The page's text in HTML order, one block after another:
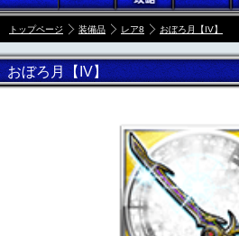
トップページ 装備品 レア8 おぼろ月【IV】
おぼろ月【IV】